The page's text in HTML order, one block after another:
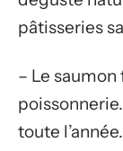
pâtisseries
– Le
toute